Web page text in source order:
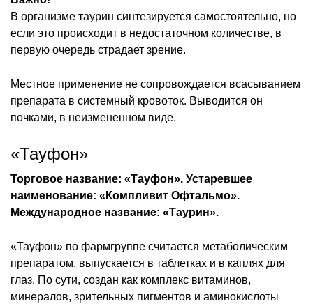
В организме таурин синтезируется самостоятельно, но
если это происходит в недостаточном количестве, в
первую очередь страдает зрение.
Местное применение не сопровождается всасыванием
препарата в системный кровоток. Выводится он
почками, в неизмененном виде.
«Тауфон»
Торговое название: «Тауфон». Устаревшее
наименование: «Компливит Офтальмо».
Международное название: «Таурин».
«Тауфон» по фармгруппе считается метаболическим
препаратом, выпускается в таблетках и в каплях для
глаз. По сути, создан как комплекс витаминов,
минералов, зрительных пигментов и аминокислоты